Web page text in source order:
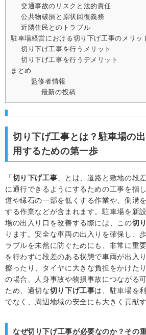
交通事故のリスクと法的責任
公共物破損と原状回復義務
近隣住民とのトラブル
駐車場経営における切り下げ工事のメリッ
切り下げ工事を行うメリット
切り下げ工事を行うデメリット
まとめ
監修者情報
最新の投稿
切り下げ工事とは？駐車場の
用するための第一歩
「切り下げ工事 」とは、道路と敷地の段
に通行できるようにするための工事を指
道や縁石の一部を低くする作業や、側溝
する作業などが含まれます。駐車場を新
場の出入り口を改善する際には、この切
ります。安全な車両の出入りを確保し、
ラブルを未然に防ぐためにも、非常に重
を行わずに段差のある状態で車両が出入
擦ったり、タイヤに大きな負担をかけた
の場合、人身事故や物損事故につながる
ため、適切な切り下げ工事は、駐車場を
でなく、周辺地域の安全にも大きく貢献す
なぜ切り下げ工事が必要なのか？その